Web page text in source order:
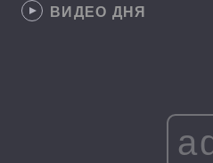
ВИДЕО ДНЯ